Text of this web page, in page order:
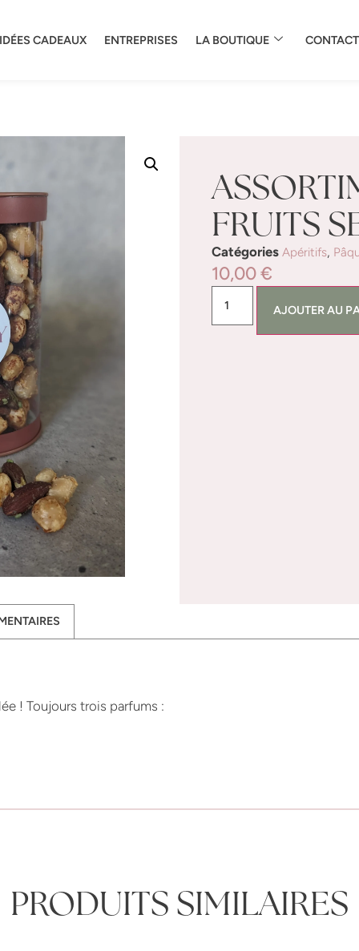
IDÉES CADEAUX ENTREPRISES LA BOUTIQUE CONTACT
FRUITS
Catégories Apéritifs,
10,00€
AJOUTER AU
! Toujours trois parfums :
PRODUITS SIMILAIRES